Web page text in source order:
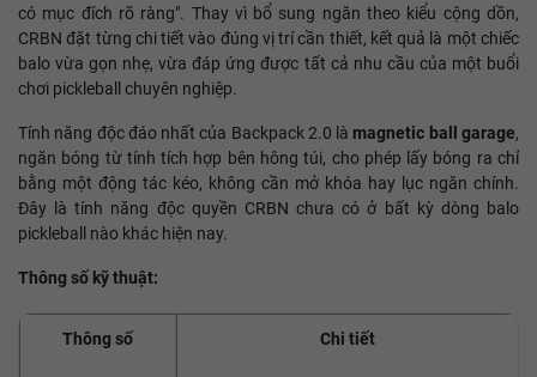
có mục đích rõ ràng". Thay vì bổ sung ngăn theo kiểu cộng dồn,
CRBN đặt từng chi tiết vào đúng vị trí cần thiết, kết quả là một chiếc
balo vừa gọn nhẹ, vừa đáp ứng được tất cả nhu cầu của một buổi
chơi pickleball chuyên nghiệp.
Tính năng độc đáo nhất của Backpack 2.0 là magnetic ball garage,
ngăn bóng từ tính tích hợp bên hông túi, cho phép lấy bóng ra chỉ
bằng một động tác kéo, không cần mở khóa hay lục ngăn chính.
Đây là tính năng độc quyền CRBN chưa có ở bất kỳ dòng balo
pickleball nào khác hiện nay.
Thông số kỹ thuật:
Thông số Chi tiết